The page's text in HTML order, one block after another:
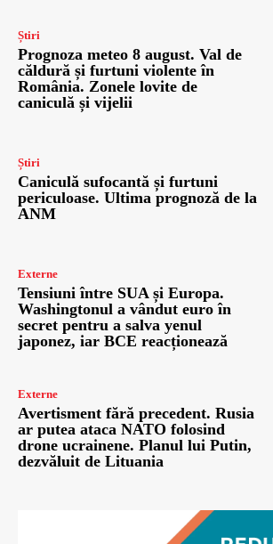
Știri
Prognoza meteo 8 august. Val de
căldură și furtuni violente în
România. Zonele lovite de
caniculă și vijelii
Știri
Caniculă sufocantă și furtuni
periculoase. Ultima prognoză de la
ANM
Externe
Tensiuni între SUA și Europa.
Washingtonul a vândut euro în
secret pentru a salva yenul
japonez, iar BCE reacționează
Externe
Avertisment fără precedent. Rusia
ar putea ataca NATO folosind
drone ucrainene. Planul lui Putin,
dezvăluit de Lituania